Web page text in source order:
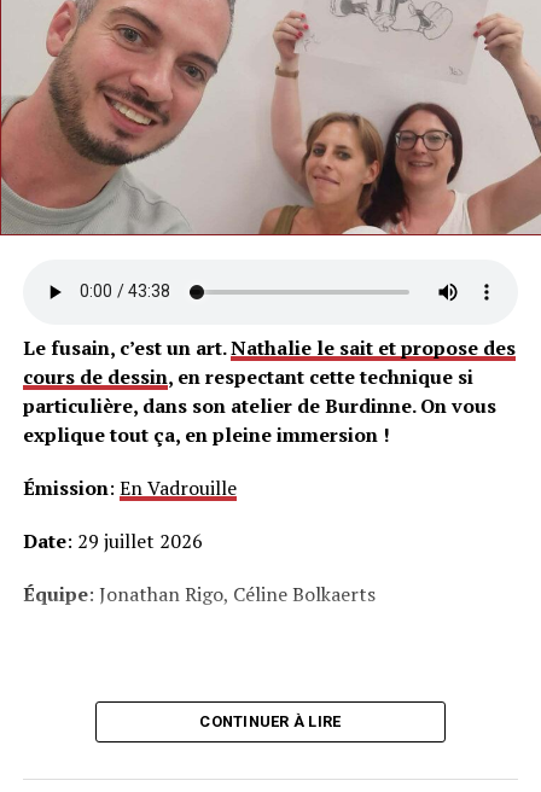
Le fusain, c’est un art.Nathalie le sait et propose des
cours de dessin, en respectant cette technique si
particulière, dans son atelier de Burdinne. On vous
explique tout ça, en pleine immersion !
Émission: En Vadrouille
Date: 29 juillet 2026
Équipe: Jonathan Rigo, Céline Bolkaerts
CONTINUER À LIRE